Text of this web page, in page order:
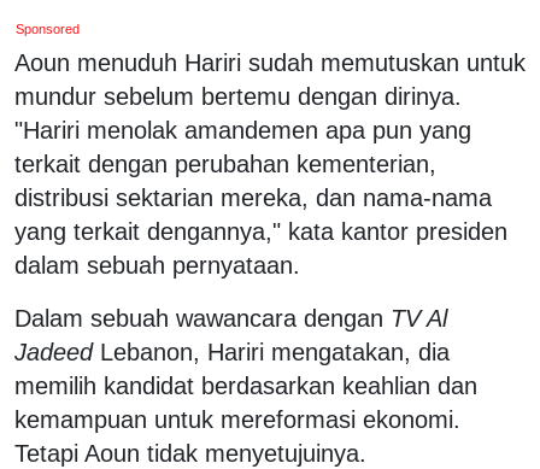
Sponsored
Aoun menuduh Hariri sudah memutuskan untuk
mundur sebelum bertemu dengan dirinya.
"Hariri menolak amandemen apa pun yang
terkait dengan perubahan kementerian,
distribusi sektarian mereka, dan nama-nama
yang terkait dengannya," kata kantor presiden
dalam sebuah pernyataan.
Dalam sebuah wawancara dengan TV Al
JadeedLebanon, Hariri mengatakan, dia
memilih kandidat berdasarkan keahlian dan
kemampuan untuk mereformasi ekonomi.
Tetapi Aoun tidak menyetujuinya.